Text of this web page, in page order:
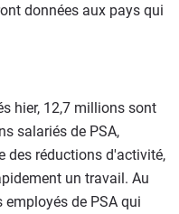
données aux pays qui
hier, 12,7 millions sont
salariés de PSA,
des réductions d'activité,
un travail. Au
de PSA qui